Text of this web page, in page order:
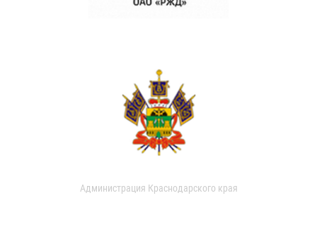
Администрация Краснодарского края